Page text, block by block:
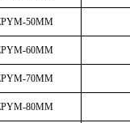
50MM
60MM
70MM
80MM